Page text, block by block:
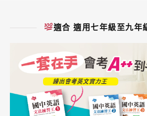
適合 適用七年級至九年